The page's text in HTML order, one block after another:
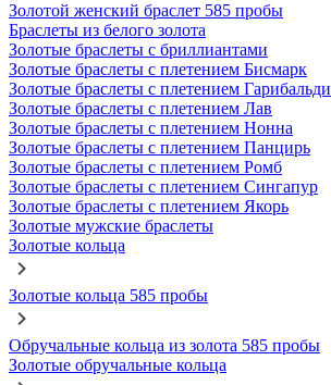
Золотой женский браслет 585 пробы
Браслеты из белого золота
Золотые браслеты с бриллиантами
Золотые браслеты с плетением Бисмарк
Золотые браслеты с плетением Гарибальди
Золотые браслеты с плетением Лав
Золотые браслеты с плетением Нонна
Золотые браслеты с плетением Панцирь
Золотые браслеты с плетением Ромб
Золотые браслеты с плетением Сингапур
Золотые браслеты с плетением Якорь
Золотые мужские браслеты
Золотые кольца
Золотые кольца 585 пробы
Обручальные кольца из золота 585 пробы
Золотые обручальные кольца